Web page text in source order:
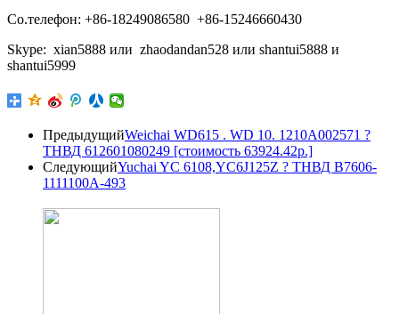
Со.телефон: +86-18249086580 +86-15246660430
Skype: xian5888 или zhaodandan528 или shantui5888 и
shantui5999
ПредыдущийWeichai WD615 . WD 10. 1210A002571 ?
ТНВД 612601080249 [стоимость 63924.42р.]
СледующийYuchai YC 6108,YC6J125Z ? ТНВД B7606-
1111100A-493